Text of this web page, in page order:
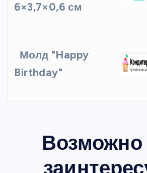
6×3,7×0,6 см
Молд "Happy
Birthday"
Возможно